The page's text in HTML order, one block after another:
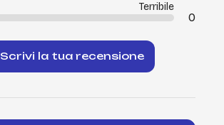
Terribile
0
Scrivi la tua recensione